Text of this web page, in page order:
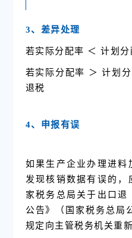
3、差异处理
若实际分配率 ＜ 计划分
若实际分配率 ＞ 计划
退税
4、申报有误
如果生产企业办理进料
发现核销数据有误的，
家税务总局关于出口退
公告》（国家税务总局
规定向主管税务机关重